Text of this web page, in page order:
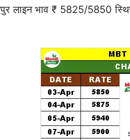
लाइन भाव ₹ 5825/5850